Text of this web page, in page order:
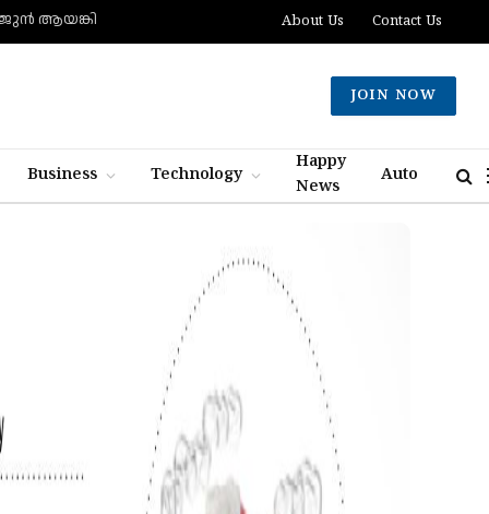
ആയങ്കി About Us Contact Us
JOIN NOW
Business Technology
Happy
News
Auto